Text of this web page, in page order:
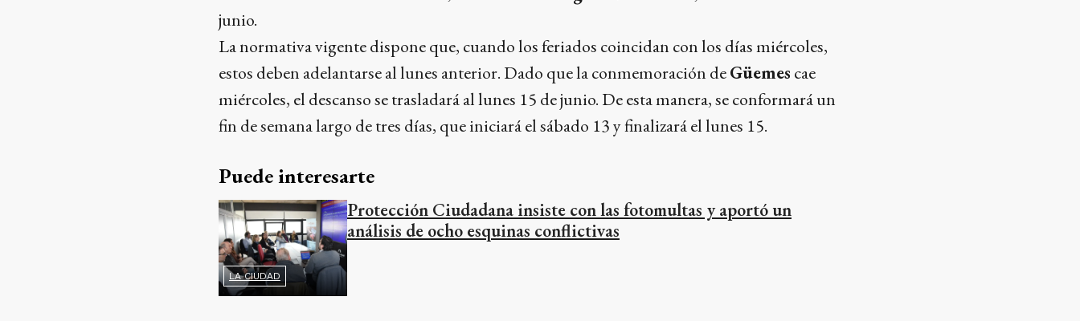
junio.
La normativa vigente dispone que, cuando los feriados coincidan con los días miércoles,
estos deben adelantarse al lunes anterior. Dado que la conmemoración deGüemes cae
miércoles, el descanso se trasladará al lunes 15 de junio. De esta manera, se conformará un
fin de semana largo de tres días, que iniciará el sábado 13 y finalizará el lunes 15.
Puede interesarte
LA CIUDAD
Protección Ciudadana insiste con las fotomultas y aportó un
análisis de ocho esquinas conflictivas